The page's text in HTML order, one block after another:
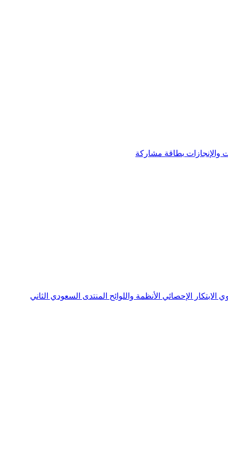
والإنجازات بطاقة مشاركة
الابتكار الإحصائي الأنظمة واللوائح المنتدى السعودي الثاني